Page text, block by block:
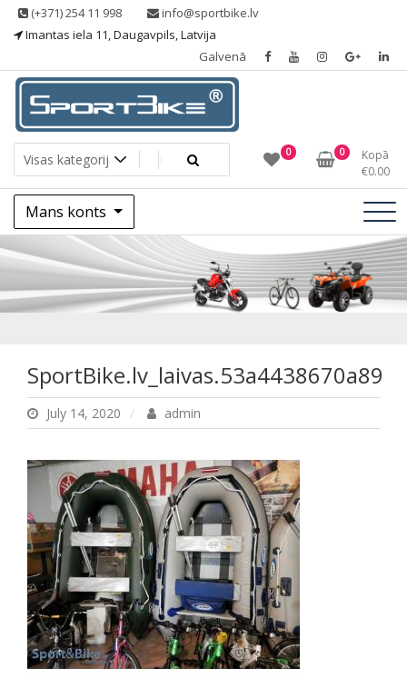
Skip (+371) 254 11 998
info@sportbike.lv
Imantas iela 11, Daugavpils, Latvija
Galvenā
Sportbike
Sporting goods 0 0
Kopā
€0.00
Mans konts
SportBike.lv_laivas.53a4438670a89
July 14, 2020 admin